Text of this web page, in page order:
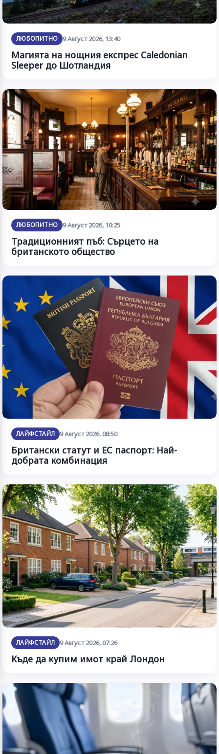
ЛЮБОПИТНО 9 Август 2026, 13:40
Магията на нощния експрес Caledonian
Sleeper до Шотландия
ЛЮБОПИТНО 9 Август 2026, 10:25
Традиционният пъб: Сърцето на
британското общество
ЛАЙФСТАЙЛ 9 Август 2026, 08:50
Британски статут и ЕС паспорт: Най-
добрата комбинация
ЛАЙФСТАЙЛ 9 Август 2026, 07:26
Къде да купим имот край Лондон